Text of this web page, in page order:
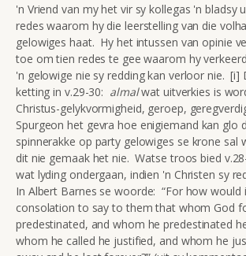
'n Vriend van my het vir sy kollegas 'n bladsy
redes waarom hy die leerstelling van die
gelowiges haat. Hy het intussen van opinie
toe om tien redes te gee waarom hy
'n gelowige nie sy redding kan verloor nie. [i]
ketting in v.29-30: almalwat uitverkies is
Christus-gelykvormigheid, geroep,
Spurgeon het gevra hoe enigiemand kan glo
spinnerakke op party gelowiges se krone sal
dit nie gemaak het nie. Watse troos bied
wat lyding ondergaan, indien 'n Christen sy
In Albert Barnes se woorde: “For how
consolation to say to them that whom God
predestinated, and whom he predestinated
whom he called he justified, and whom he